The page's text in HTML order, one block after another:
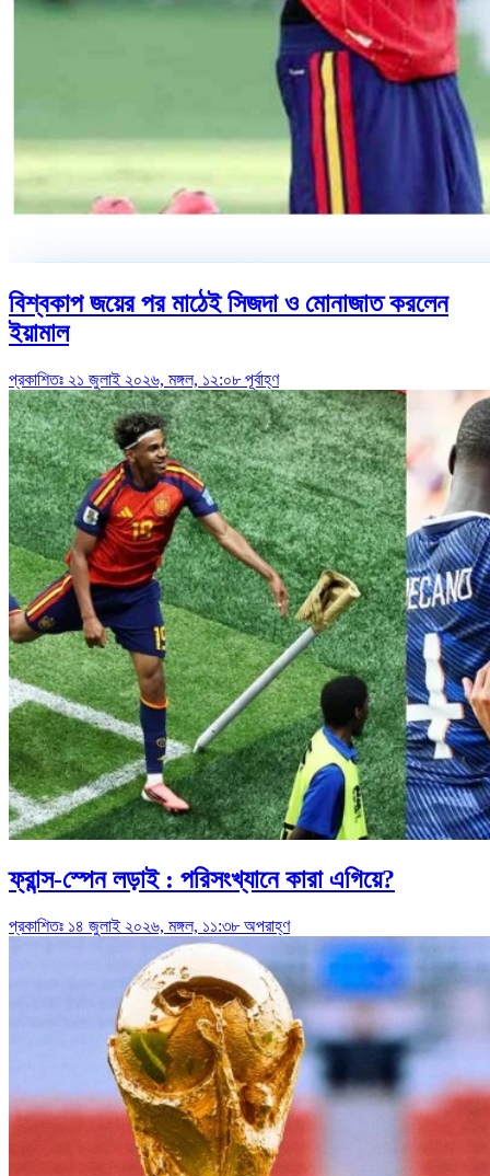
বিশ্বকাপ জয়ের পর মাঠেই সিজদা ও মোনাজাত করলেন
ইয়ামাল
প্রকাশিতঃ ২১ জুলাই ২০২৬, মঙ্গল, ১২:০৮ পূর্বাহ্ণ
ফ্রান্স-স্পেন লড়াই : পরিসংখ্যানে কারা এগিয়ে?
প্রকাশিতঃ ১৪ জুলাই ২০২৬, মঙ্গল, ১১:৩৮ অপরাহ্ণ